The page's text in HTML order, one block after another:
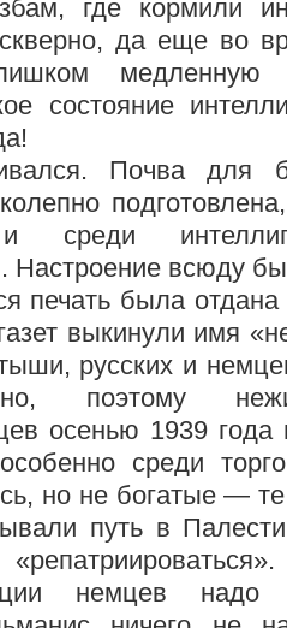
где кормили
да еще во
медленную
состояние
Почва для
Настроение всюду
печать была
выкинули имя
русских и
поэтому
осенью 1939
среди
но не богатые — те
путь в
немцев надо